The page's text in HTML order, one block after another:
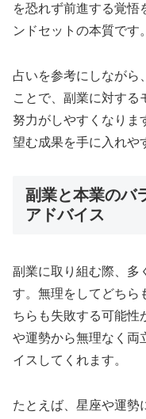
を恐れず前進する覚悟
ンドセットの本質です。
占いを参考にしながら
ことで、副業に対する
努力がしやすくなりま
望む成果を手に入れや
副業と本業のバ
アドバイス
副業に取り組む際、多
す。無理をしてどちら
ちらも失敗する可能性
や運勢から無理なく両
イスしてくれます。
たとえば、星座や運勢